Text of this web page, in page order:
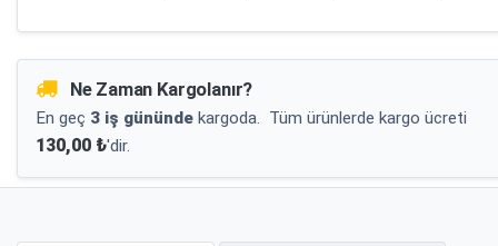
Ne Zaman Kargolanır?
En geç 3 iş gününde kargoda. Tüm ürünlerde kargo ücreti
130,00 ₺'dir.